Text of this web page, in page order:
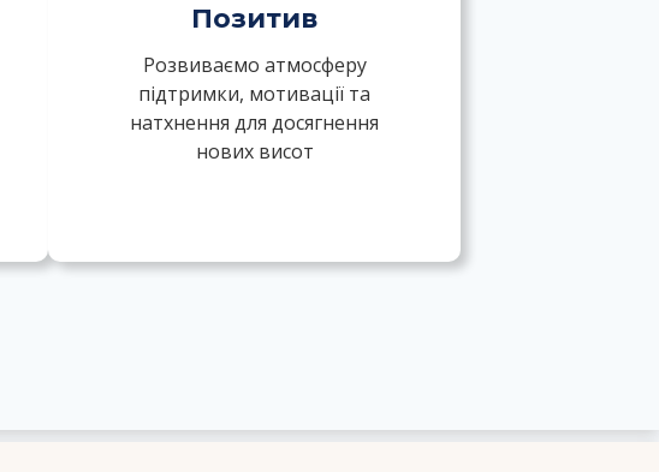
Позитив
Розвиваємо атмосферу
підтримки, мотивації та
натхнення для досягнення
нових висот